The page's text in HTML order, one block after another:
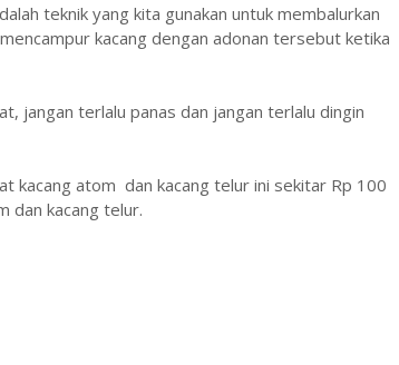
teknik yang kita gunakan untuk membalurkan
kacang dengan adonan tersebut ketika
jangan terlalu panas dan jangan terlalu dingin
kacang atom dan kacang telur ini sekitar Rp 100
dan kacang telur.